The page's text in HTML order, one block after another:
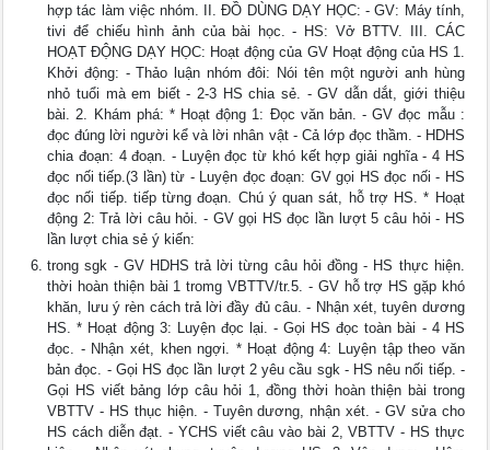
hợp tác làm việc nhóm. II. ĐỒ DÙNG DẠY HỌC: - GV: Máy tính,
tivi để chiếu hình ảnh của bài học. - HS: Vở BTTV. III. CÁC
HOẠT ĐỘNG DẠY HỌC: Hoạt động của GV Hoạt động của HS 1.
Khởi động: - Thảo luận nhóm đôi: Nói tên một người anh hùng
nhỏ tuổi mà em biết - 2-3 HS chia sẻ. - GV dẫn dắt, giới thiệu
bài. 2. Khám phá: * Hoạt động 1: Đọc văn bản. - GV đọc mẫu :
đọc đúng lời người kể và lời nhân vật - Cả lớp đọc thầm. - HDHS
chia đoạn: 4 đoạn. - Luyện đọc từ khó kết hợp giải nghĩa - 4 HS
đọc nối tiếp.(3 lần) từ - Luyện đọc đoạn: GV gọi HS đọc nối - HS
đọc nối tiếp. tiếp từng đoạn. Chú ý quan sát, hỗ trợ HS. * Hoạt
động 2: Trả lời câu hỏi. - GV gọi HS đọc lần lượt 5 câu hỏi - HS
lần lượt chia sẻ ý kiến:
trong sgk - GV HDHS trả lời từng câu hỏi đồng - HS thực hiện.
thời hoàn thiện bài 1 tromg VBTTV/tr.5. - GV hỗ trợ HS gặp khó
khăn, lưu ý rèn cách trả lời đầy đủ câu. - Nhận xét, tuyên dương
HS. * Hoạt động 3: Luyện đọc lại. - Gọi HS đọc toàn bài - 4 HS
đọc. - Nhận xét, khen ngợi. * Hoạt động 4: Luyện tập theo văn
bản đọc. - Gọi HS đọc lần lượt 2 yêu cầu sgk - HS nêu nối tiếp. -
Gọi HS viết bảng lớp câu hỏi 1, đồng thời hoàn thiện bài trong
VBTTV - HS thục hiện. - Tuyên dương, nhận xét. - GV sửa cho
HS cách diễn đạt. - YCHS viết câu vào bài 2, VBTTV - HS thực